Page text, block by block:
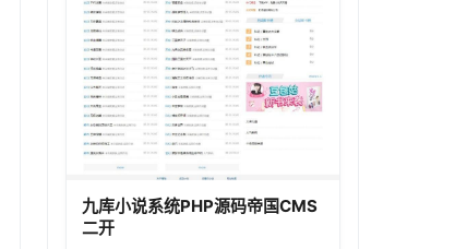
九库小说系统PHP源码帝国CMS
二开